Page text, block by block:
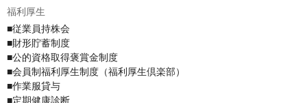
福利厚生
■従業員持株会
■財形貯蓄制度
■公的資格取得褒賞金制度
■会員制福利厚生制度（福利厚生倶楽部）
■作業服貸与
■定期健康診断